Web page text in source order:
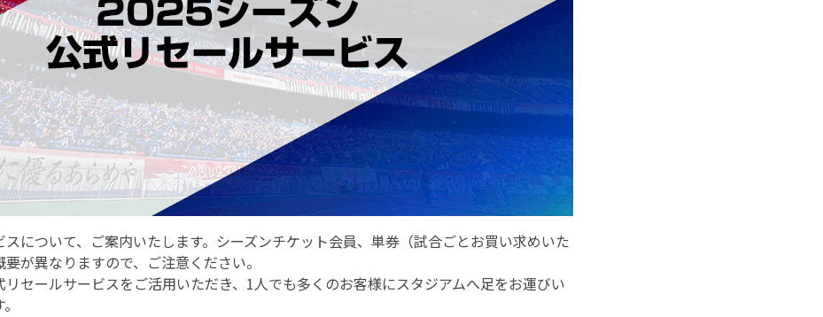
について、ご案内いたします。シーズンチケット会員、単券（試合ごとお買い求めいた
が異なりますので、ご注意ください。
セールサービスをご活用いただき、1人でも多くのお客様にスタジアムへ足をお運びい